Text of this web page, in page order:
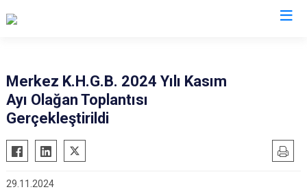
Merkez K.H.G.B. 2024 Yılı Kasım
Ayı Olağan Toplantısı
Gerçekleştirildi
29.11.2024